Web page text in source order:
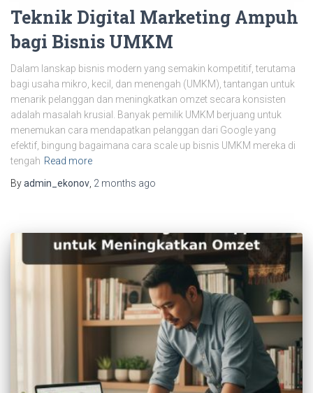
Teknik Digital Marketing Ampuh
bagi Bisnis UMKM
Dalam lanskap bisnis modern yang semakin kompetitif, terutama
bagi usaha mikro, kecil, dan menengah (UMKM), tantangan untuk
menarik pelanggan dan meningkatkan omzet secara konsisten
adalah masalah krusial. Banyak pemilik UMKM berjuang untuk
menemukan cara mendapatkan pelanggan dari Google yang
efektif, bingung bagaimana cara scale up bisnis UMKM mereka di
tengah Read more
Byadmin_ekonov 2 months ago